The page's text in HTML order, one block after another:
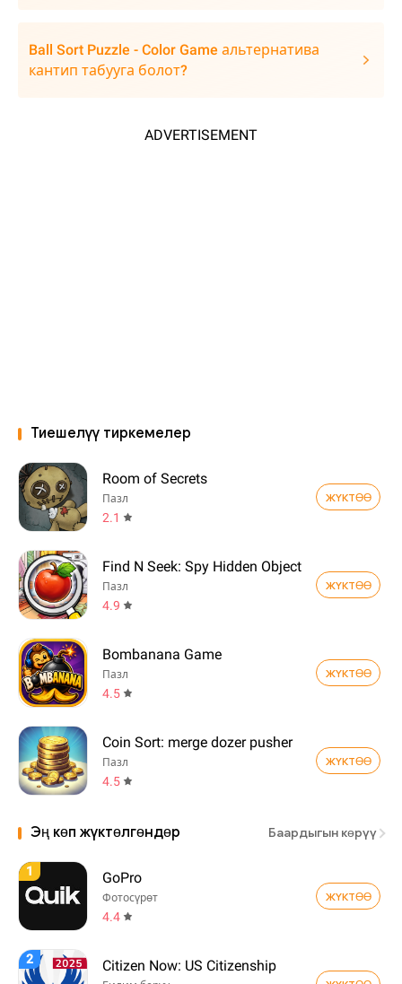
Ball Sort Puzzle - Color Game альтернатива
кантип табууга болот?
ADVERTISEMENT
Тиешелүү тиркемелер
Room of Secrets
Пазл
2.1
ЖҮКТӨӨ
Find N Seek: Spy Hidden Object
Пазл
4.9
ЖҮКТӨӨ
Bombanana Game
Пазл
4.5
ЖҮКТӨӨ
Coin Sort: merge dozer pusher
Пазл
4.5
ЖҮКТӨӨ
Эң көп жүктөлгөндөр Баардыгын көрүү
1 GoPro
Фотосүрөт
4.4
ЖҮКТӨӨ
2 Citizen Now: US Citizenship